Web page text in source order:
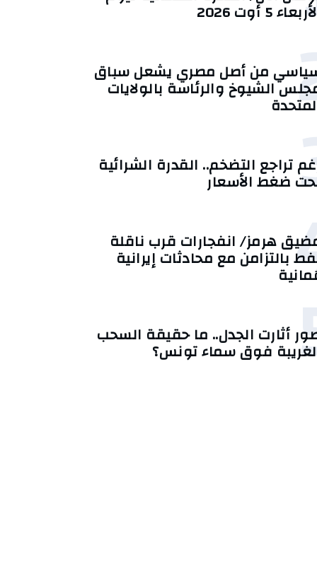
5 أوت 2026
من أصل مصري يشعل سباق
الشيوخ والرئاسة بالولايات
تراجع التضخم.. القدرة الشرائية
ضغط الأسعار
هرمز/ انفجارات قرب ناقلة
بالتزامن مع محادثات إيرانية
أثارت الجدل.. ما حقيقة السحب
فوق سماء تونس؟